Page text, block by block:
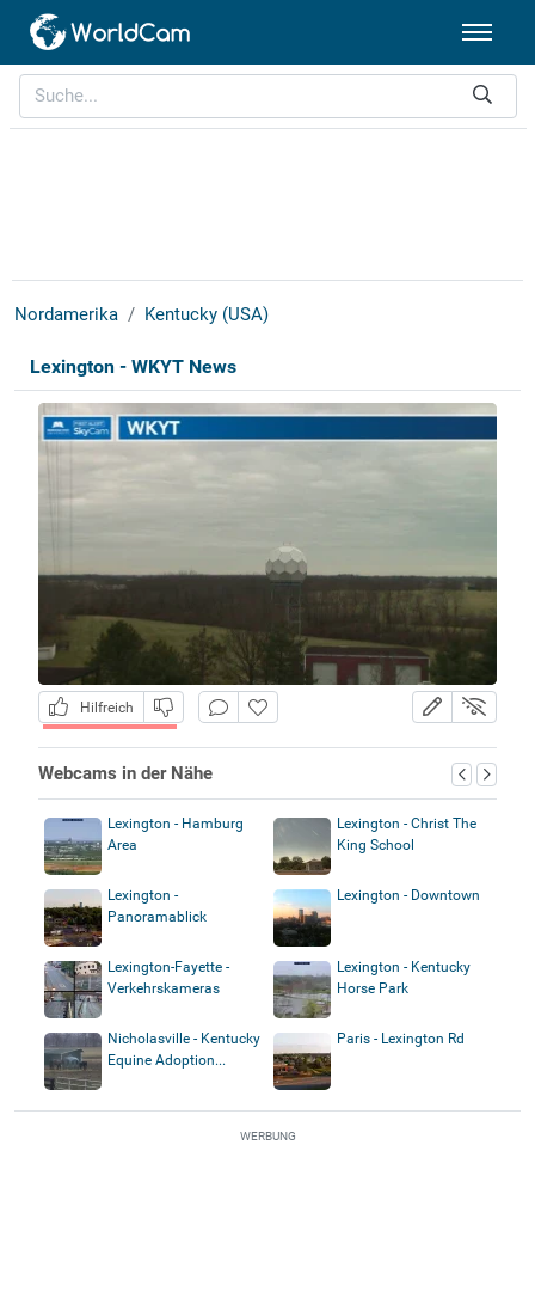
Nordamerika Kentucky (USA)
Lexington - WKYT News
Hilfreich
Webcams in der Nähe
Lexington - Hamburg
Area
Lexington - Christ The
King School
Lexington -
Panoramablick
Lexington - Downtown
Lexington-Fayette -
Verkehrskameras
Lexington - Kentucky
Horse Park
Nicholasville - Kentucky
Equine Adoption...
Paris - Lexington Rd
WERBUNG